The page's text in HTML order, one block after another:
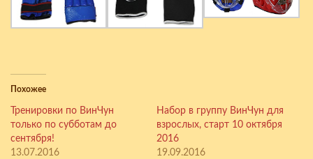
Похожее
Тренировки по ВинЧун
только по субботам до
сентября!
13.07.2016
Набор в группу ВинЧун для
взрослых, старт 10 октября
2016
19.09.2016